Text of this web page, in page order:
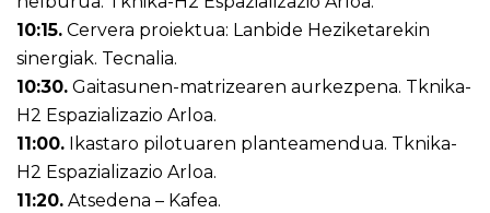
10:15. Cervera proiektua: Lanbide Heziketarekin
sinergiak. Tecnalia.
10:30. Gaitasunen-matrizearen aurkezpena. Tknika-
H2 Espazializazio Arloa.
11:00. Ikastaro pilotuaren planteamendua. Tknika-
H2 Espazializazio Arloa.
11:20. Atsedena – Kafea.